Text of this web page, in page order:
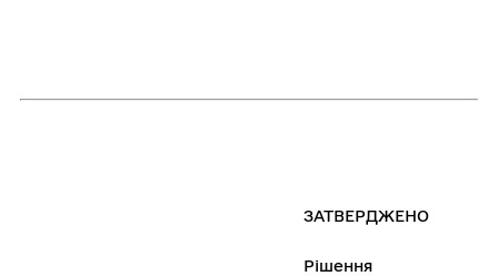
ЗАТВЕРДЖЕНО
Рішення